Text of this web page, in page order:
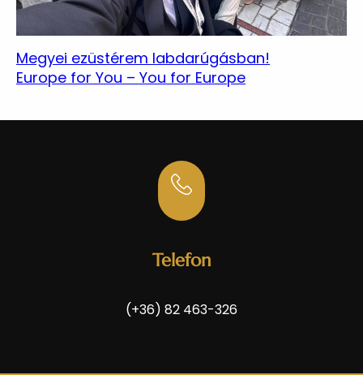
Megyei ezüstérem labdarúgásban!
Europe for You – You for Europe
Telefon
(+36) 82 463-326